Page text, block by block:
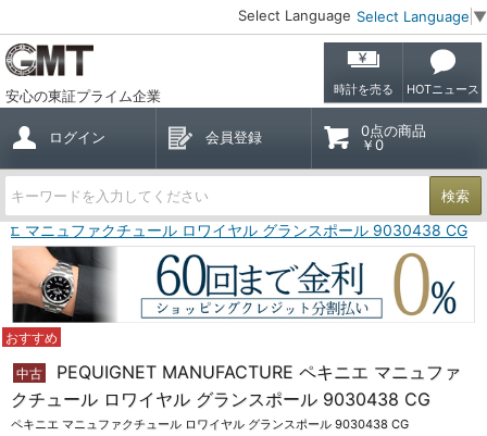
Select Language Select Language ▼
安心の東証プライム企業 時計を売る HOTニュース
ログイン 会員登録
0点の商品
￥0
検索
エ マニュファクチュール ロワイヤル グランスポール 9030438 CG
おすすめ
中古
PEQUIGNET MANUFACTURE ペキニエ マニュファ
クチュール ロワイヤル グランスポール 9030438 CG
ペキニエ マニュファクチュール ロワイヤル グランスポール 9030438 CG